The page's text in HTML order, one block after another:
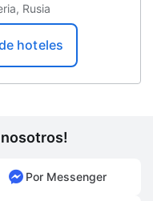
Rusia
hoteles
Por Messenger